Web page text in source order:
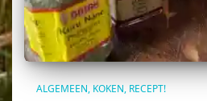
ALGEMEEN KOKEN RECEPT!